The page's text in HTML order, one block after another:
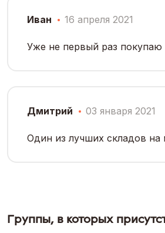
Иван 16 апреля 2021
Уже не первый раз покупаю
Дмитрий 03 января 2021
Один из лучших складов на
Группы, в которых